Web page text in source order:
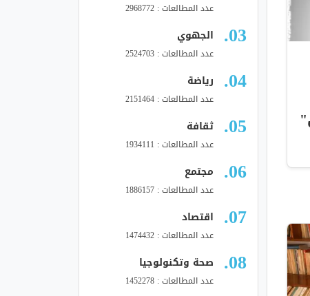
عدد المطالعات : 2968772
الجهوي
عدد المطالعات : 2524703
رياضة
عدد المطالعات : 2151464
ثقافة
عدد المطالعات : 1934111
مجتمع
عدد المطالعات : 1886157
اقتصاد
عدد المطالعات : 1474432
صحة وتكنولوجيا
عدد المطالعات : 1452278